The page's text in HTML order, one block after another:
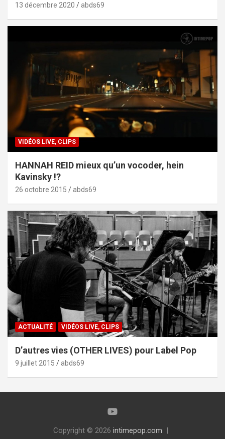
13 décembre 2020 abds69
VIDÉOS LIVE, CLIPS
HANNAH REID mieux qu’un vocoder, hein
Kavinsky !?
26 octobre 2015 abds69
ACTUALITÉ VIDÉOS LIVE, CLIPS
D’autres vies (OTHER LIVES) pour Label Pop
9 juillet 2015 abds69
Copyright © 2026 intimepop.com